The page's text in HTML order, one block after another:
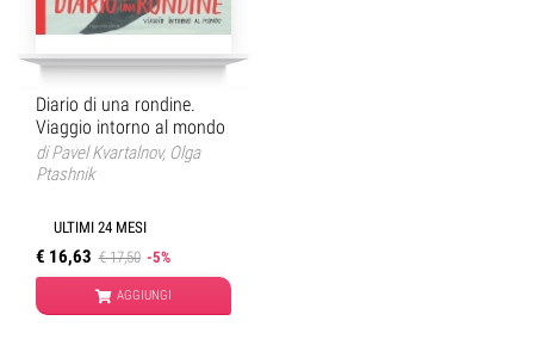
Diario di una rondine.
Viaggio intorno al mondo
diPavel Kvartalnov, Olga
Ptashnik
ULTIMI 24 MESI
€ 16,63 € 17,50 -5%
AGGIUNGI